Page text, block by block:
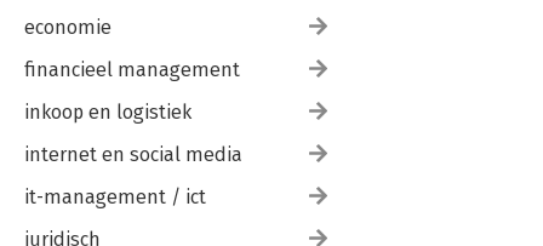
economie
financieel management
inkoop en logistiek
internet en social media
it-management / ict
juridisch